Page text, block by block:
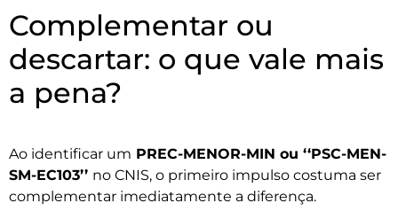
Complementar ou
descartar: o que vale mais
a pena?
Ao identificar um PREC-MENOR-MIN ou ‘‘PSC-MEN-
SM-EC103’’ no CNIS, o primeiro impulso costuma ser
complementar imediatamente a diferença.